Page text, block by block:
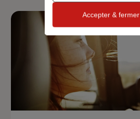
Accepter & fermer